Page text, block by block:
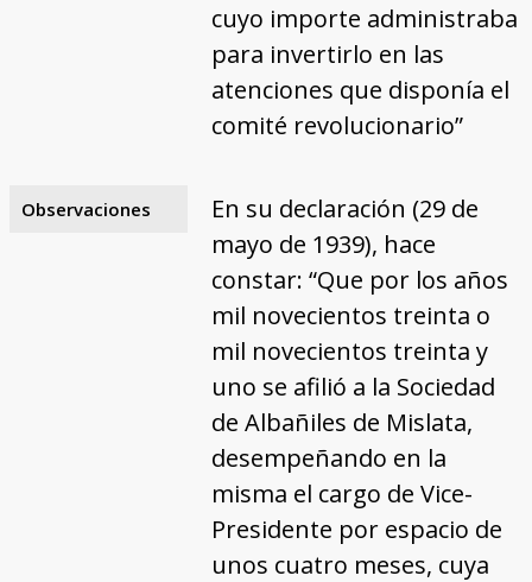
cuyo importe administraba
para invertirlo en las
atenciones que disponía el
comité revolucionario”
Observaciones
En su declaración (29 de
mayo de 1939), hace
constar: “Que por los años
mil novecientos treinta o
mil novecientos treinta y
uno se afilió a la Sociedad
de Albañiles de Mislata,
desempeñando en la
misma el cargo de Vice-
Presidente por espacio de
unos cuatro meses, cuya